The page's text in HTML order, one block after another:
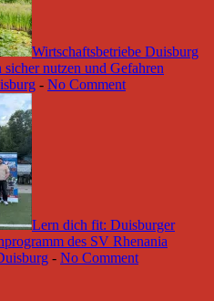
Wirtschaftsbetriebe Duisburg
nutzen und Gefahren
- No Comment
Lern dich fit: Duisburger
des SV Rhenania
- No Comment